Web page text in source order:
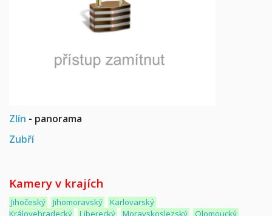
Zlín - panorama
Zubří
Kamery v krajích
Jihočeský Jihomoravský
Karlovarský
Královehradecký
Liberecký Moravskoslezský Olomoucký